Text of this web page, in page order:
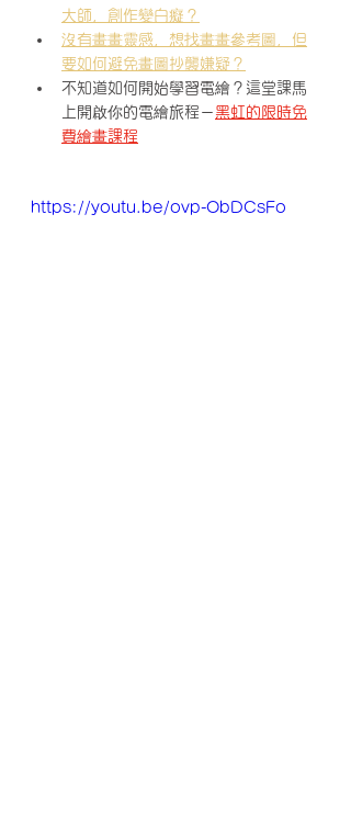
大師，創作變白癡？
沒有畫畫靈感，想找畫畫參考圖，但
要如何避免畫圖抄襲嫌疑？
不知道如何開始學習電繪？這堂課馬
上開啟你的電繪旅程－ 黑虹的限時免
費繪畫課程
https://youtu.be/ovp-ObDCsFo